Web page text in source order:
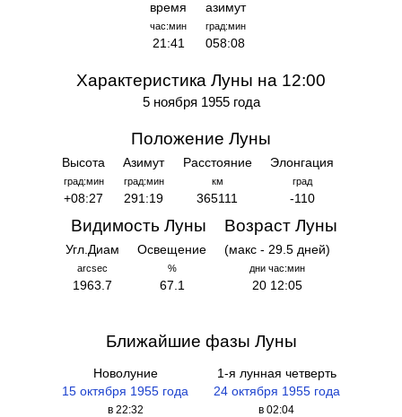
время
час:мин
21:41
азимут
град:мин
058:08
Характеристика Луны на 12:00
5 ноября 1955 года
Положение Луны
Высота
град:мин
+08:27
Азимут
град:мин
291:19
Расстояние
км
365111
Элонгация
град
-110
Видимость Луны
Угл.Диам
arcsec
1963.7
Освещение
%
67.1
Возраст Луны
(макс - 29.5 дней)
дни час:мин
20 12:05
Ближайшие фазы Луны
Новолуние
15 октября 1955 года
в 22:32
1-я лунная четверть
24 октября 1955 года
в 02:04